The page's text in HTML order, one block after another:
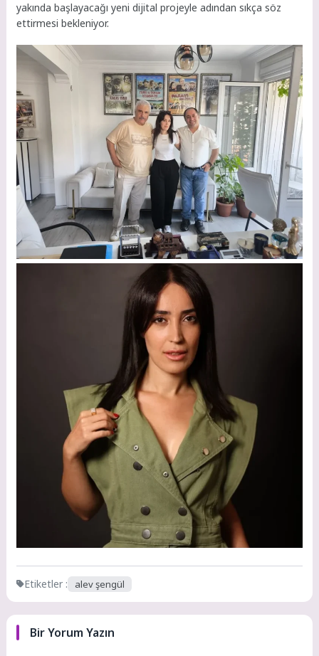
yakında başlayacağı yeni dijital projeyle adından sıkça söz
ettirmesi bekleniyor.
Etiketler : alev şengül
Bir Yorum Yazın